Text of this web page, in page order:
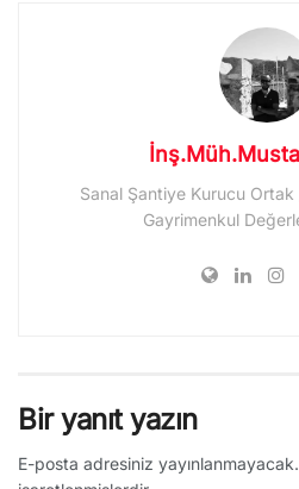
Sanal Şantiye Kurucu
Gayrimenkul
Bir yanıt yazın
E-posta adresiniz yayınlanmayacak.